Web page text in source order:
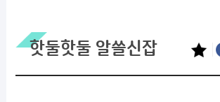
핫둘핫둘 알쓸신잡